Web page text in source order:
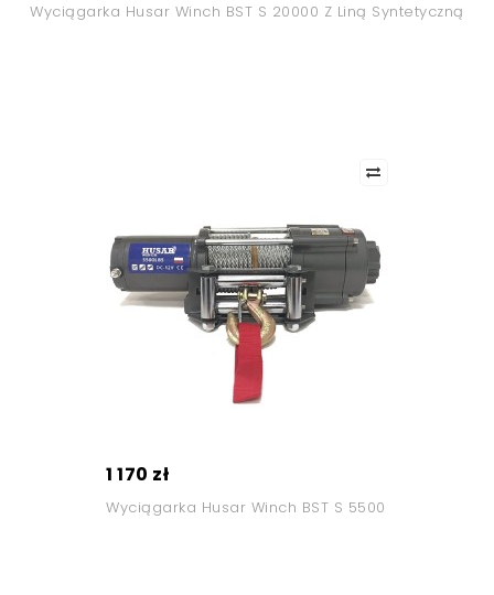
Wyciągarka Husar Winch BST S 20000 Z Liną Syntetyczną
1 170 zł
Wyciągarka Husar Winch BST S 5500